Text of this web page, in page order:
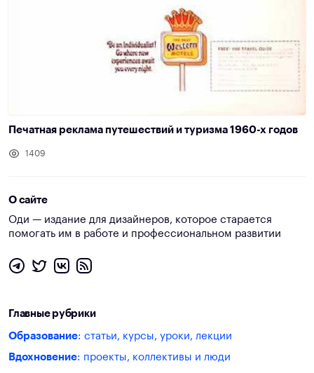
Печатная реклама путешествий и туризма 1960-х годов
1409
О сайте
Оди — издание для дизайнеров, которое старается
помогать им в работе и профессиональном развитии
Главные рубрики
Образование: статьи, курсы, уроки, лекции
Вдохновение: проекты, коллективы и люди